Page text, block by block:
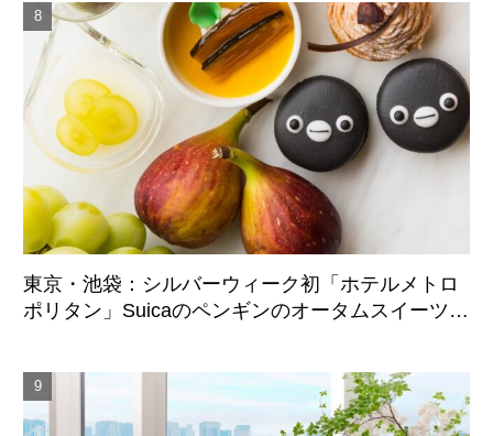
東京・池袋：シルバーウィーク初「ホテルメトロ
ポリタン」Suicaのペンギンのオータムスイーツビ